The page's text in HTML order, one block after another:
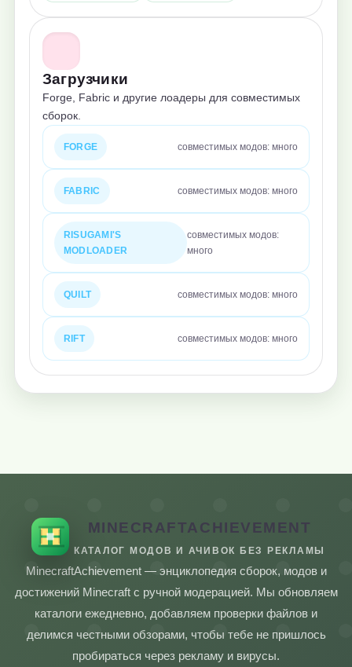
Загрузчики
Forge, Fabric и другие лоадеры для совместимых
сборок.
FORGE совместимых модов: много
FABRIC совместимых модов: много
RISUGAMI'S
MODLOADER
совместимых модов:
много
QUILT совместимых модов: много
RIFT совместимых модов: много
MINECRAFTACHIEVEMENT
КАТАЛОГ МОДОВ И АЧИВОК БЕЗ РЕКЛАМЫ
MinecraftAchievement — энциклопедия сборок, модов и
достижений Minecraft с ручной модерацией. Мы обновляем
каталоги ежедневно, добавляем проверки файлов и
делимся честными обзорами, чтобы тебе не пришлось
пробираться через рекламу и вирусы.